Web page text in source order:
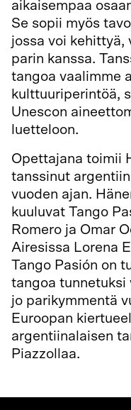
aikaisempaa
Se sopii myös
jossa voi kehittyä,
parin kanssa.
tangoa vaalimme
kulttuuriperintöä,
Unescon
luetteloon.
Opettajana toimii
tanssinut
vuoden ajan.
kuuluvat Tango
Romero ja Omar
Airesissa Lorena
Tango Pasión on
tangoa tunnetuksi
jo parikymmentä
Euroopan
argentiinalaisen
Piazzollaa.